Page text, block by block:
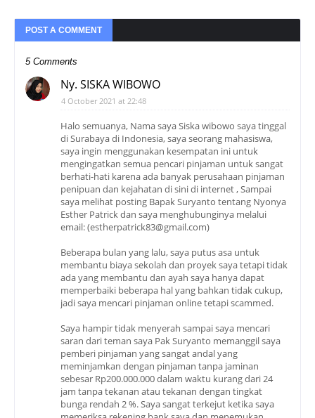
POST A COMMENT
5 Comments
Ny. SISKA WIBOWO
4 October 2021 at 22:48
Halo semuanya, Nama saya Siska wibowo saya tinggal
di Surabaya di Indonesia, saya seorang mahasiswa,
saya ingin menggunakan kesempatan ini untuk
mengingatkan semua pencari pinjaman untuk sangat
berhati-hati karena ada banyak perusahaan pinjaman
penipuan dan kejahatan di sini di internet , Sampai
saya melihat posting Bapak Suryanto tentang Nyonya
Esther Patrick dan saya menghubunginya melalui
email: (estherpatrick83@gmail.com)
Beberapa bulan yang lalu, saya putus asa untuk
membantu biaya sekolah dan proyek saya tetapi tidak
ada yang membantu dan ayah saya hanya dapat
memperbaiki beberapa hal yang bahkan tidak cukup,
jadi saya mencari pinjaman online tetapi scammed.
Saya hampir tidak menyerah sampai saya mencari
saran dari teman saya Pak Suryanto memanggil saya
pemberi pinjaman yang sangat andal yang
meminjamkan dengan pinjaman tanpa jaminan
sebesar Rp200.000.000 dalam waktu kurang dari 24
jam tanpa tekanan atau tekanan dengan tingkat
bunga rendah 2 %. Saya sangat terkejut ketika saya